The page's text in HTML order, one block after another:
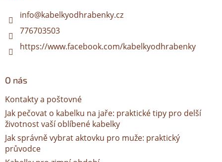
v
v
info@kabelkyodhrabenky.cz
776703503
https://www.facebook.com/kabelkyodhrabenky
O nás
Kontakty a poštovné
Jak pečovat o kabelku na jaře: praktické tipy pro delší
životnost vaší oblíbené kabelky
Jak správně vybrat aktovku pro muže: praktický
průvodce